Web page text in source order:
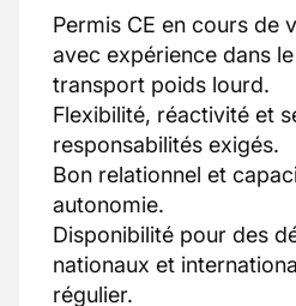
Permis CE en cours de
avec expérience dans
transport poids lourd.
Flexibilité, réactivité et
responsabilités exigés.
Bon relationnel et
autonomie.
Disponibilité pour des
nationaux et
régulier.